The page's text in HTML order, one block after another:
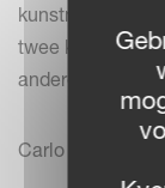
kunstmest
twee keer zo
andere dingen."
Carlo van de